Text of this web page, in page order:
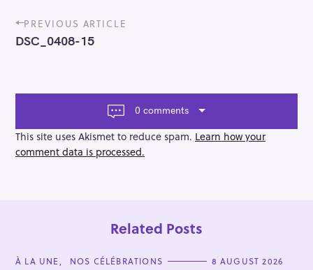
P
o
s
a
g
a
t
PREVIOUS ARTICLE
DSC_0408-15
0 comments
This site uses Akismet to reduce spam. Learn how your
comment data is processed.
Related Posts
C
À LA UNE NOS CÉLÉBRATIONS 8 AUGUST 2026